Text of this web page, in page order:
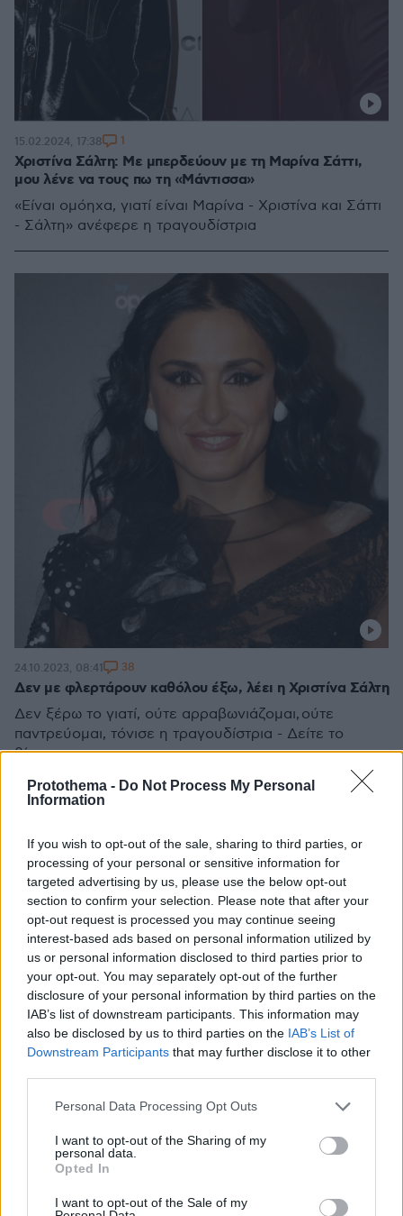
Protothema - Do Not Process My Personal
Information
If you wish to opt-out of the sale, sharing to third parties, or
processing of your personal or sensitive information for
targeted advertising by us, please use the below opt-out
section to confirm your selection. Please note that after your
opt-out request is processed you may continue seeing
interest-based ads based on personal information utilized by
us or personal information disclosed to third parties prior to
your opt-out. You may separately opt-out of the further
disclosure of your personal information by third parties on the
IAB’s list of downstream participants. This information may
also be disclosed by us to third parties on the IAB’s List of
Downstream Participants that may further disclose it to other
Please note that this website/app uses one or more Google
not limited to your visit or usage behaviour. You may click to
grant or deny consent to Google and its third-party tags to
use your data for below specified purposes in below Google
consent section.
Personal Data Processing Opt Outs
I want to opt-out of the Sharing of my
personal data.
Opted In
I want to opt-out of the Sale of my
Χριστίνα Σάλτη: Με μπερδεύουν με τη Μαρίνα Σάττι,
μου λένε να τους πω τη «Μάντισσα»
«Είναι ομόηχα, γιατί είναι Μαρίνα - Χριστίνα και Σάττι
- Σάλτη» ανέφερε η τραγουδίστρια
15.02.2024, 17:38 1
Δεν με φλερτάρουν καθόλου έξω, λέει η Χριστίνα Σάλτη
Δεν ξέρω το γιατί, ούτε αρραβωνιάζομαι, ούτε
παντρεύομαι, τόνισε η τραγουδίστρια - Δείτε το
βίντεο
24.10.2023, 08:41 38
22.10.2023, 14:44 4